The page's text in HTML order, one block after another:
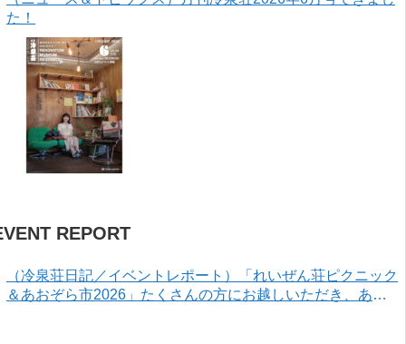
た！
REPORT
（冷泉荘日記／イベントレポート）「れいぜん荘ピクニック
＆あおぞら市2026」たくさんの方にお越しいただき、あり